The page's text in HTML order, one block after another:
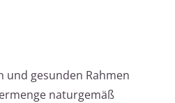
und gesunden Rahmen
naturgemäß